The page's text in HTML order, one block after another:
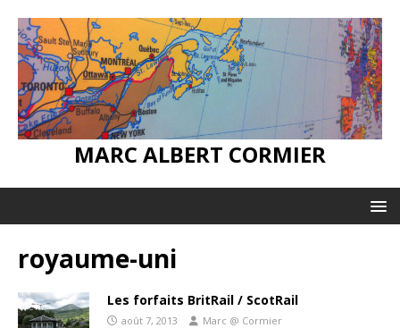
MARC ALBERT CORMIER
royaume-uni
Les forfaits BritRail / ScotRail
août 7, 2013 Marc @ Cormier